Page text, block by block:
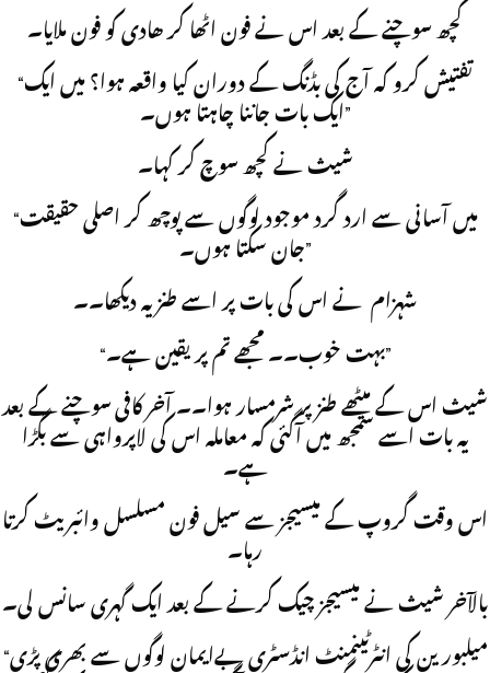
کچھ سوچنے کے بعد اس نے فون اٹھا کر ھادی کو فون ملایا۔
“تفتیش کرو کہ آج کی بڈنگ کے دوران کیا واقعہ ہوا؟ میں ایک
ایک بات جاننا چاہتا ہوں۔”
شیث نے کچھ سوچ کر کہا۔
“میں آسانی سے ارد گرد موجود لوگوں سے پوچھ کر اصلی حقیقت
جان سکتا ہوں۔”
شہزام نے اس کی بات پر اسے طنزیہ دیکھا۔۔
“بہت خوب۔۔ مجھے تم پر یقین ہے۔”
شیث اس کے میٹھے طنز پر شرمسار ہوا۔۔ آخر کافی سوچنے کے بعد
یہ بات اسے سمجھ میں آگئی کہ معاملہ اس کی لاپرواہی سے بگڑا
ہے۔
اس وقت گروپ کے میسیجز سے سیل فون مسلسل وائبریٹ کرتا
رہا۔
بالآخر شیث نے میسیجز چیک کرنے کے بعد ایک گہری سانس لی۔
“میلبورین کی انٹرٹینمنٹ انڈسٹری بےایمان لوگوں سے بھری پڑی